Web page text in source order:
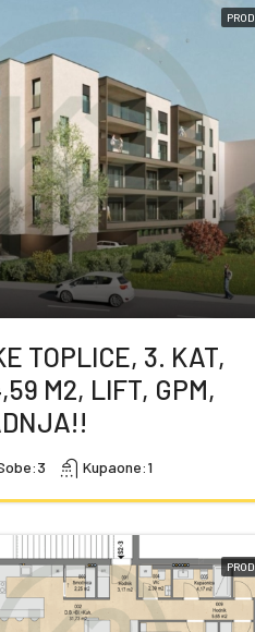
TOPLICE, 3. KAT,
M2, LIFT, GPM,
3 Kupaone:1